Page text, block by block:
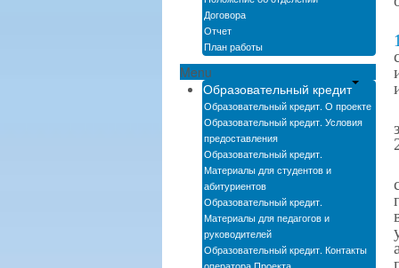
Договора
Отчет
План работы
Menu
Образовательный кредит
Образовательный кредит. О проекте
Образовательный кредит. Условия
предоставления
Образовательный кредит.
Материалы для студентов и
абитуриентов
Образовательный кредит.
Материалы для педагогов и
руководителей
Образовательный кредит. Контакты